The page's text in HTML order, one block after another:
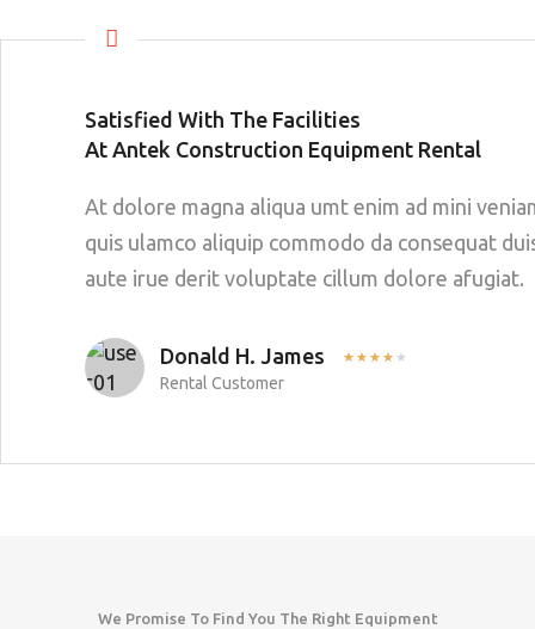
Satisfied With The Facilities
At Antek Construction Equipment Rental
At dolore magna aliqua umt enim ad mini
quis ulamco aliquip commodo da consequat
aute irue derit voluptate cillum dolore afugiat.
Donald H. James ★ ★ ★ ★ ★
Rental Customer
We Promise To Find You The Right Equipment